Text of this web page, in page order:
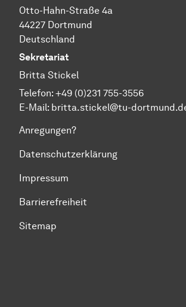
Otto-Hahn-Straße 4a
44227 Dortmund
Deutschland
Sekretariat
Britta Stickel
Telefon: +49 (0)231 755-3556
E-Mail: britta.stickel@tu-
Anregungen?
Datenschutzerklärung
Impressum
Barrierefreiheit
Sitemap